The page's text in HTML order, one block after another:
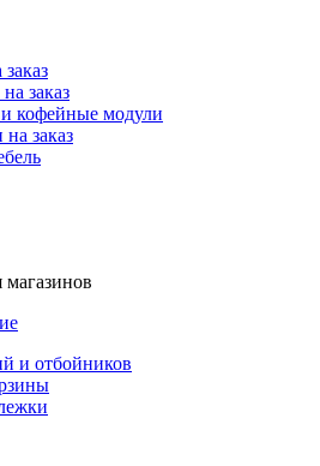
заказ
кофейные модули
заказ
магазинов
и отбойников